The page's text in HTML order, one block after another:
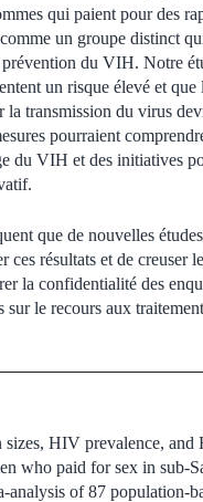
qui paient pour des
un groupe distinct
prévention du VIH. Notre
un risque élevé et que
la transmission du virus
pourraient
du VIH et des initiatives
que de nouvelles
ces résultats et de creuser
la confidentialité des
sur le recours aux
sizes, HIV prevalence,
who paid for sex in sub-
analysis of 87 population-